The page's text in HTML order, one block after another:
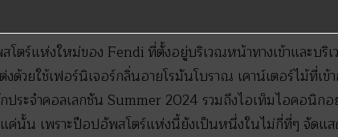
ตร์แห่งใหม่ของ Fendi ที่ตั้งอยู่บริเวณหน้าทางเข้าและบริ
ด้วยใช้เฟอร์นิเจอร์กลิ่นอายโรมันโบราณ เคาน์เตอร์ไม้ที่เข้
ระจำคอลเลกชัน Summer 2024 รวมถึงไอเท็มไอคอนิกอ
แค่นั้น เพราะป๊อปอัพสโตร์แห่งนี้ยังเป็นหนึ่งในไม่กี่ที่ๆ จัดแ